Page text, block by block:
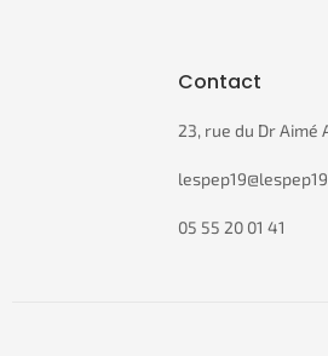
Contact
23, rue du Dr Aimé
05 55 20 01 41